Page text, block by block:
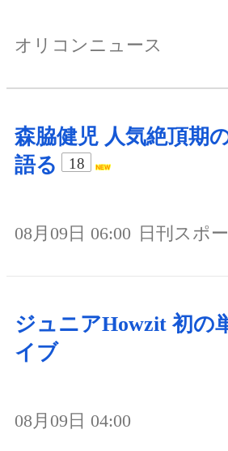
オリコンニュース
森脇健児 人気絶頂期
語る
18
08月09日 06:00 日刊スポ
ジュニアHowzit 初の
イブ
08月09日 04:00